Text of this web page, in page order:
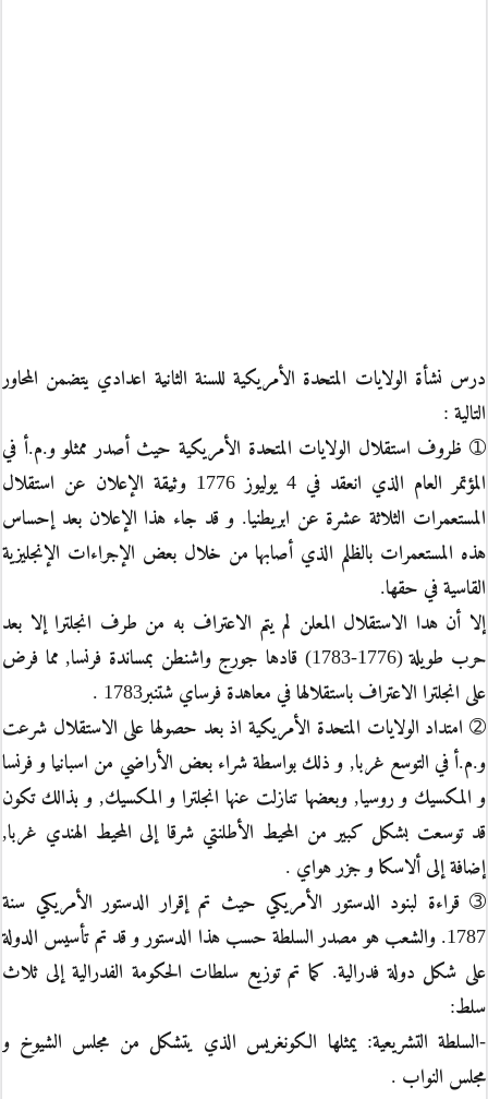
درس نشأة الولايات المتحدة الأمريكية للسنة الثانية اعدادي يتضمن المحاور
التالية :
➀ ظروف استقلال الولايات المتحدة الأمريكية حيث أصدر ممثلو و.م.أ في
المؤتمر العام الذي انعقد في 4 يوليوز 1776 وثيقة الإعلان عن استقلال
المستعمرات الثلاثة عشرة عن ابريطنيا. و قد جاء هذا الإعلان بعد إحساس
هذه المستعمرات بالظلم الذي أصابها من خلال بعض الإجراءات الإنجليزية
القاسية في حقها.
إلا أن هدا الاستقلال المعلن لم يتم الاعتراف به من طرف انجلترا إلا بعد
حرب طويلة (1776-1783) قادها جورج واشنطن بمساندة فرنسا, مما فرض
على انجلترا الاعتراف باستقلالها في معاهدة فرساي شتنبر1783 .
➁ امتداد الولايات المتحدة الأمريكية اذ بعد حصولها على الاستقلال شرعت
و.م.أ في التوسع غربا, و ذلك بواسطة شراء بعض الأراضي من اسبانيا و فرنسا
و المكسيك و روسيا, وبعضها تنازلت عنها انجلترا و المكسيك, و بذالك تكون
قد توسعت بشكل كبير من المحيط الأطلنتي شرقا إلى المحيط الهندي غربا,
إضافة إلى ألاسكا و جزر هواي .
➂ قراءة لبنود الدستور الأمريكي حيث تم إقرار الدستور الأمريكي سنة
1787. والشعب هو مصدر السلطة حسب هذا الدستور و قد تم تأسيس الدولة
على شكل دولة فدرالية. كما تم توزيع سلطات الحكومة الفدرالية إلى ثلاث
سلط:
-السلطة التشريعية: يمثلها الكونغريس الذي يتشكل من مجلس الشيوخ و
مجلس النواب .